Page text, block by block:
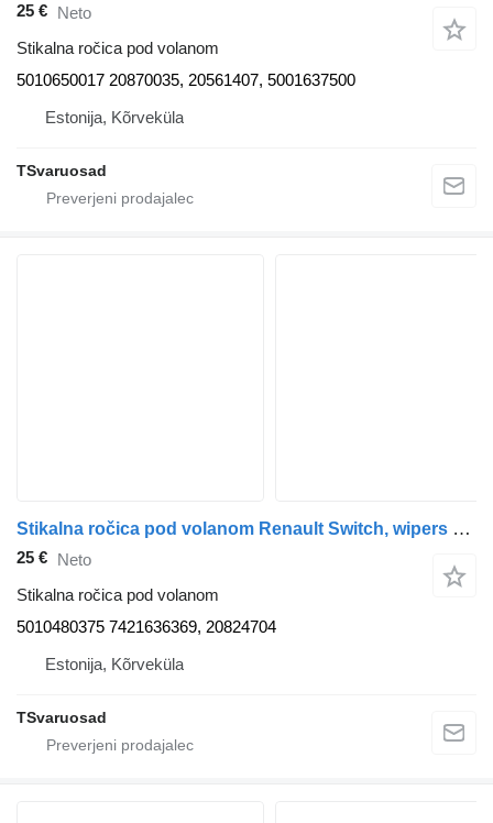
25 € Neto
Stikalna ročica pod volanom
5010650017 20870035, 20561407, 5001637500
Estonija, Kõrveküla
TSvaruosad
Stikalna ročica pod volanom Renault Switch, wipers 5010480375 za vlačilec Renault Midlum
25 € Neto
Stikalna ročica pod volanom
5010480375 7421636369, 20824704
Estonija, Kõrveküla
TSvaruosad